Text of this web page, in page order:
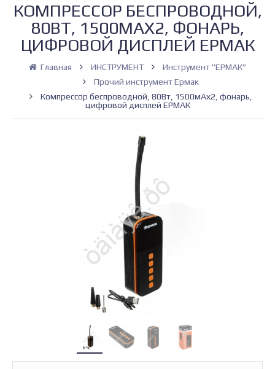
КОМПРЕССОР БЕСПРОВОДНОЙ,
80ВТ, 1500МАХ2, ФОНАРЬ,
ЦИФРОВОЙ ДИСПЛЕЙ ЕРМАК
Главная ИНСТРУМЕНТ
Инструмент "ЕРМАК"
Прочий инструмент Ермак
Компрессор беспроводной, 80Вт, 1500мАх2, фонарь,
цифровой дисплей ЕРМАК